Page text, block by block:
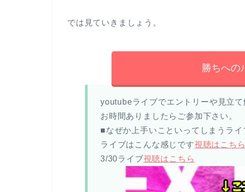
では見ていきましょう。
勝ちへの
youtubeライブでエントリーや見立て
お時間ありましたらご参加下さい。
■なぜか上手いこといってしまうライ
ライブはこんな感じです視聴はこちら
3/30ライブ視聴はこちら